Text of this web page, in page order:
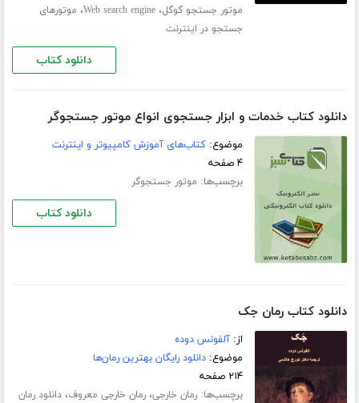
موتور جستجو گوگل،Web search engine، موتورهای
جستجو در اینترنت
دانلود کتاب
دانلود کتاب خدمات و ابزار جستجوی انواع موتور جستجوگر
موضوع:کتاب‌های آموزش کامپیوتر و اینترنت
۴ صفحه
برچسب‌ها: موتور جستجوگر
دانلود کتاب
دانلود کتاب رمان جک
از:آلفونس دوده
موضوع:دانلود رایگان بهترین رمان‌ها
۲۱۴ صفحه
برچسب‌ها:رمان خارجی،رمان خارجی معروف،دانلود رمان